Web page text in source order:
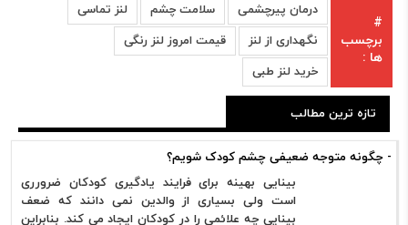
#
برچسب
ها :
درمان پیرچشمی سلامت چشم
لنز تماسی
نگهداری از لنز
قیمت امروز لنز رنگی
خرید لنز طبی
تازه ترین مطالب
- چگونه متوجه ضعیفی چشم کودک شویم؟
بینایی بهینه برای فرایند یادگیری کودکان ضرورری
است ولی بسیاری از والدین نمی دانند که ضعف
بینایی چه علائمی را در کودکان ایجاد می کند. بنابراین